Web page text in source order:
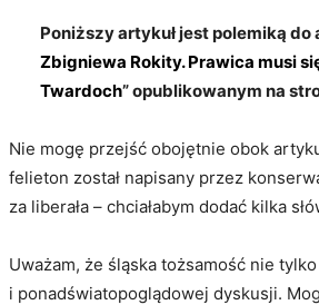
Poniższy artykuł jest polemiką do
Zbigniewa Rokity. Prawica musi
Twardoch” opublikowanym na
Nie mogę przejść obojętnie obok
felieton został napisany przez
za liberała – chciałabym dodać kilka
Uważam, że śląska tożsamość nie
i ponadświatopoglądowej dyskusji.